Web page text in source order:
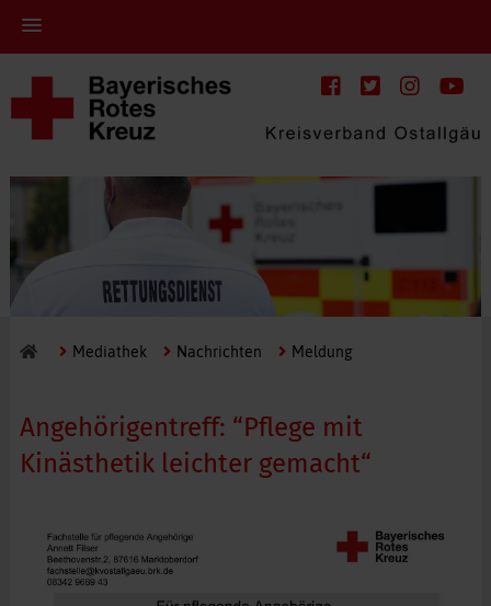
Mediathek Nachrichten Meldung
Angehörigentreff: “Pflege mit
Kinästhetik leichter gemacht“